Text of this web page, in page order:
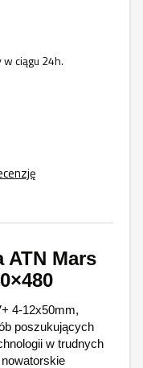
ciągu 24h.
Mars
4-12x50mm,
poszukujących
w trudnych